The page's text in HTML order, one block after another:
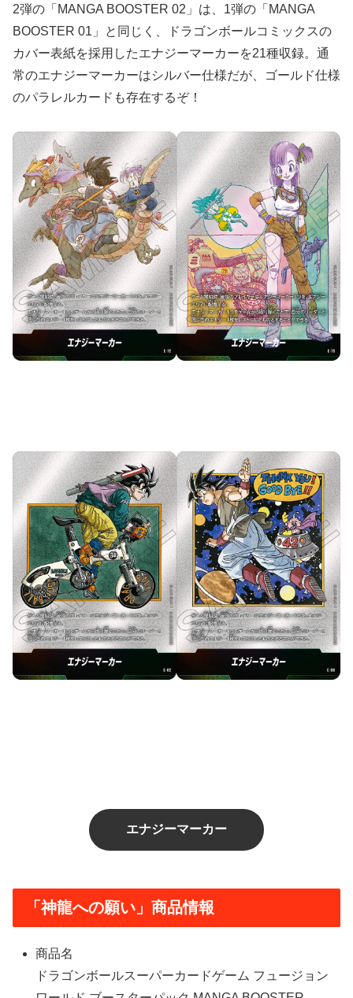
2弾の「MANGA BOOSTER 02」は、1弾の「MANGA
BOOSTER 01」と同じく、ドラゴンボールコミックスの
カバー表紙を採用したエナジーマーカーを21種収録。通
常のエナジーマーカーはシルバー仕様だが、ゴールド仕様
のパラレルカードも存在するぞ！
エナジーマーカー
「神龍への願い」商品情報
商品名
ドラゴンボールスーパーカードゲーム フュージョン